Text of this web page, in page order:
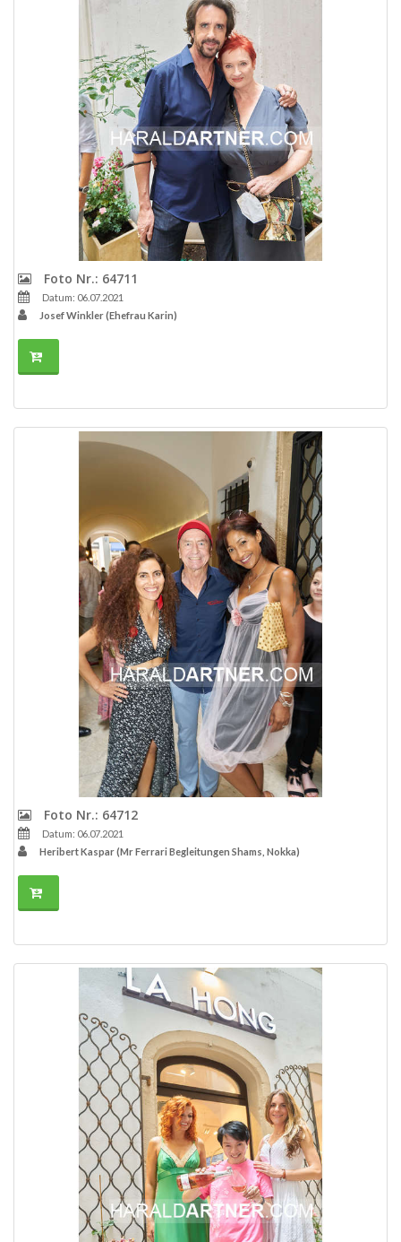
Foto Nr.: 64711
Datum: 06.07.2021
Josef Winkler (Ehefrau Karin)
Foto Nr.: 64712
Datum: 06.07.2021
Heribert Kaspar (Mr Ferrari Begleitungen Shams, Nokka)